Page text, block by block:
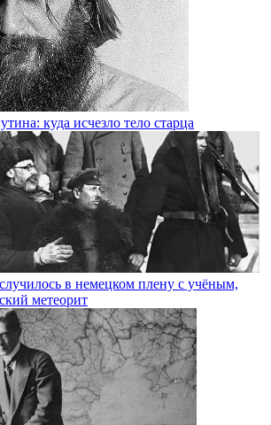
куда исчезло тело старца
в немецком плену с учёным,
метеорит